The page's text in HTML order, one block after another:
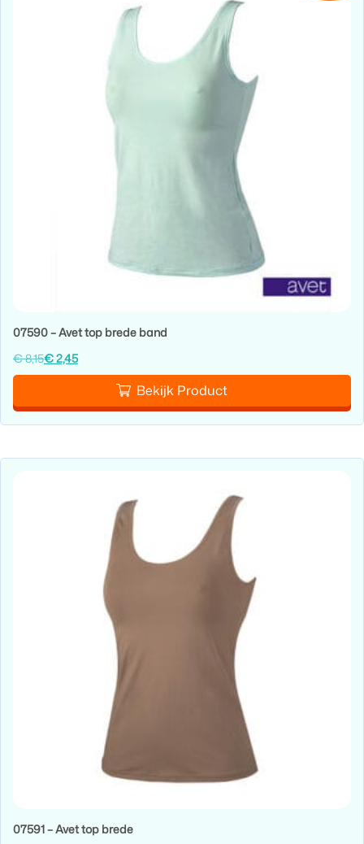
07590 – Avet top brede band
€8,15€2,45
Bekijk Product
07591 – Avet top brede